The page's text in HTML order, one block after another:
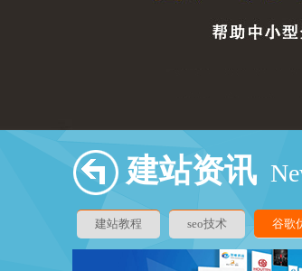
建站资讯
建站教程 seo技术 谷歌